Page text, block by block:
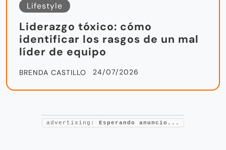
Lifestyle
Liderazgo tóxico: cómo
identificar los rasgos de un mal
líder de equipo
BRENDA CASTILLO 24/07/2026
advertising: Esperando anuncio...